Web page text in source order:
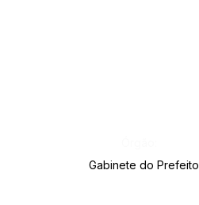
Gabinete do Prefeito